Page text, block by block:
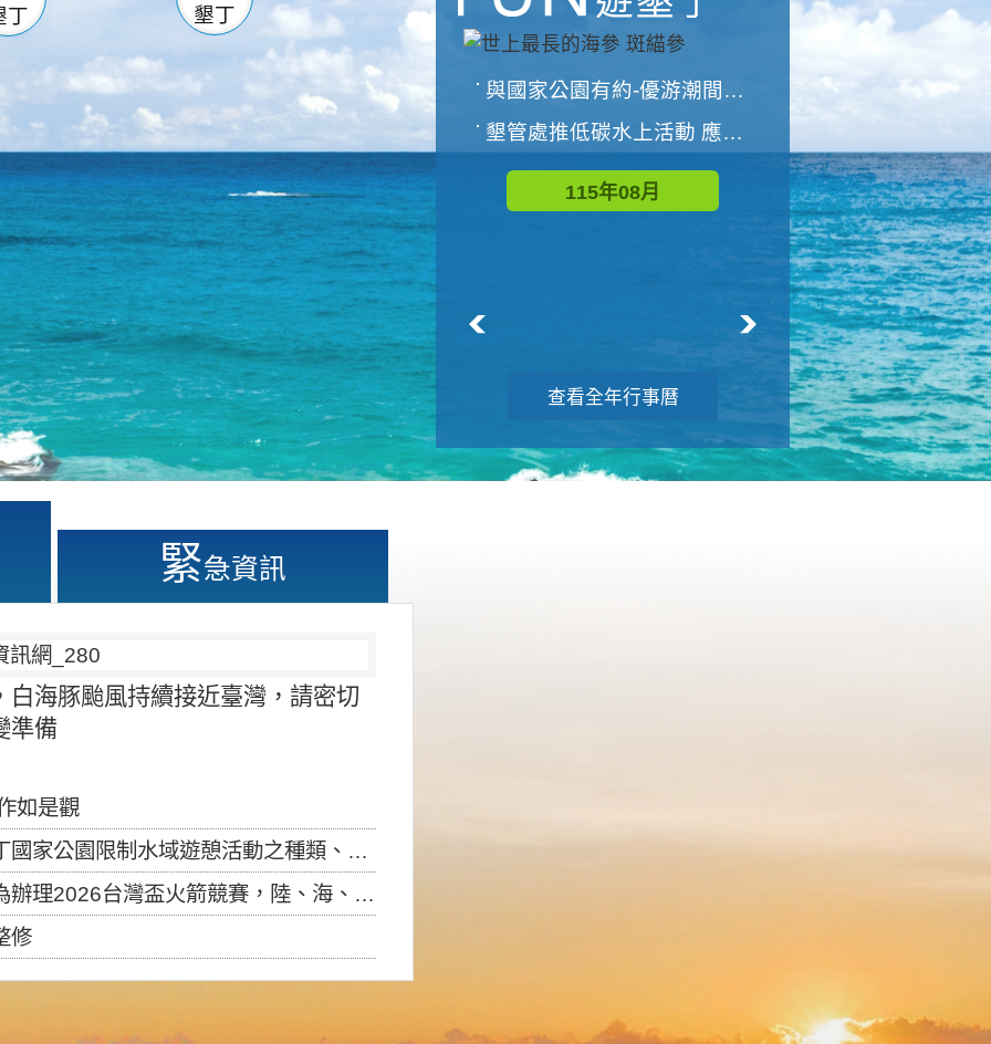
丁
墾丁
與國家公園有約-優游潮間探險者
墾管處推低碳水上活動 應屆畢業生限額免費參加
115年08月
世界地球清潔日 墾管處辦理「2026年墾丁國家公園沙灘淨灘活動
115年09月
查看全年行事曆
緊急資訊
海豚颱風持續接近臺灣，請密切
準備
如是觀
制水域遊憩活動之種類、範圍、時間及行為」，自即日生效。
盃火箭競賽，陸、海、空域警戒及協調相關事宜，因颱風備案事宜
修